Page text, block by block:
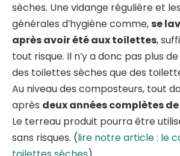
sèches. Une vidange régulière et
générales d’hygiène comme,se
après avoir été aux toilettes,
tout risque. Il n’y a donc pas plus
des toilettes sèches que des
Au niveau des composteurs, tout
après deux années complètes
Le terreau produit pourra être
sans risques. (lire notre article : le